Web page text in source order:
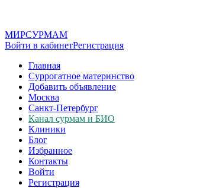
МИРСУРМАМ
Войти в кабинетРегистрация
Главная
Суррогатное материнство
Добавить объявление
Москва
Санкт-Петербург
Канал сурмам и БИО
Клиники
Блог
Избранное
Контакты
Войти
Регистрация